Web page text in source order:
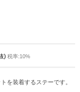
) 税率:10%
を装着するステーです。